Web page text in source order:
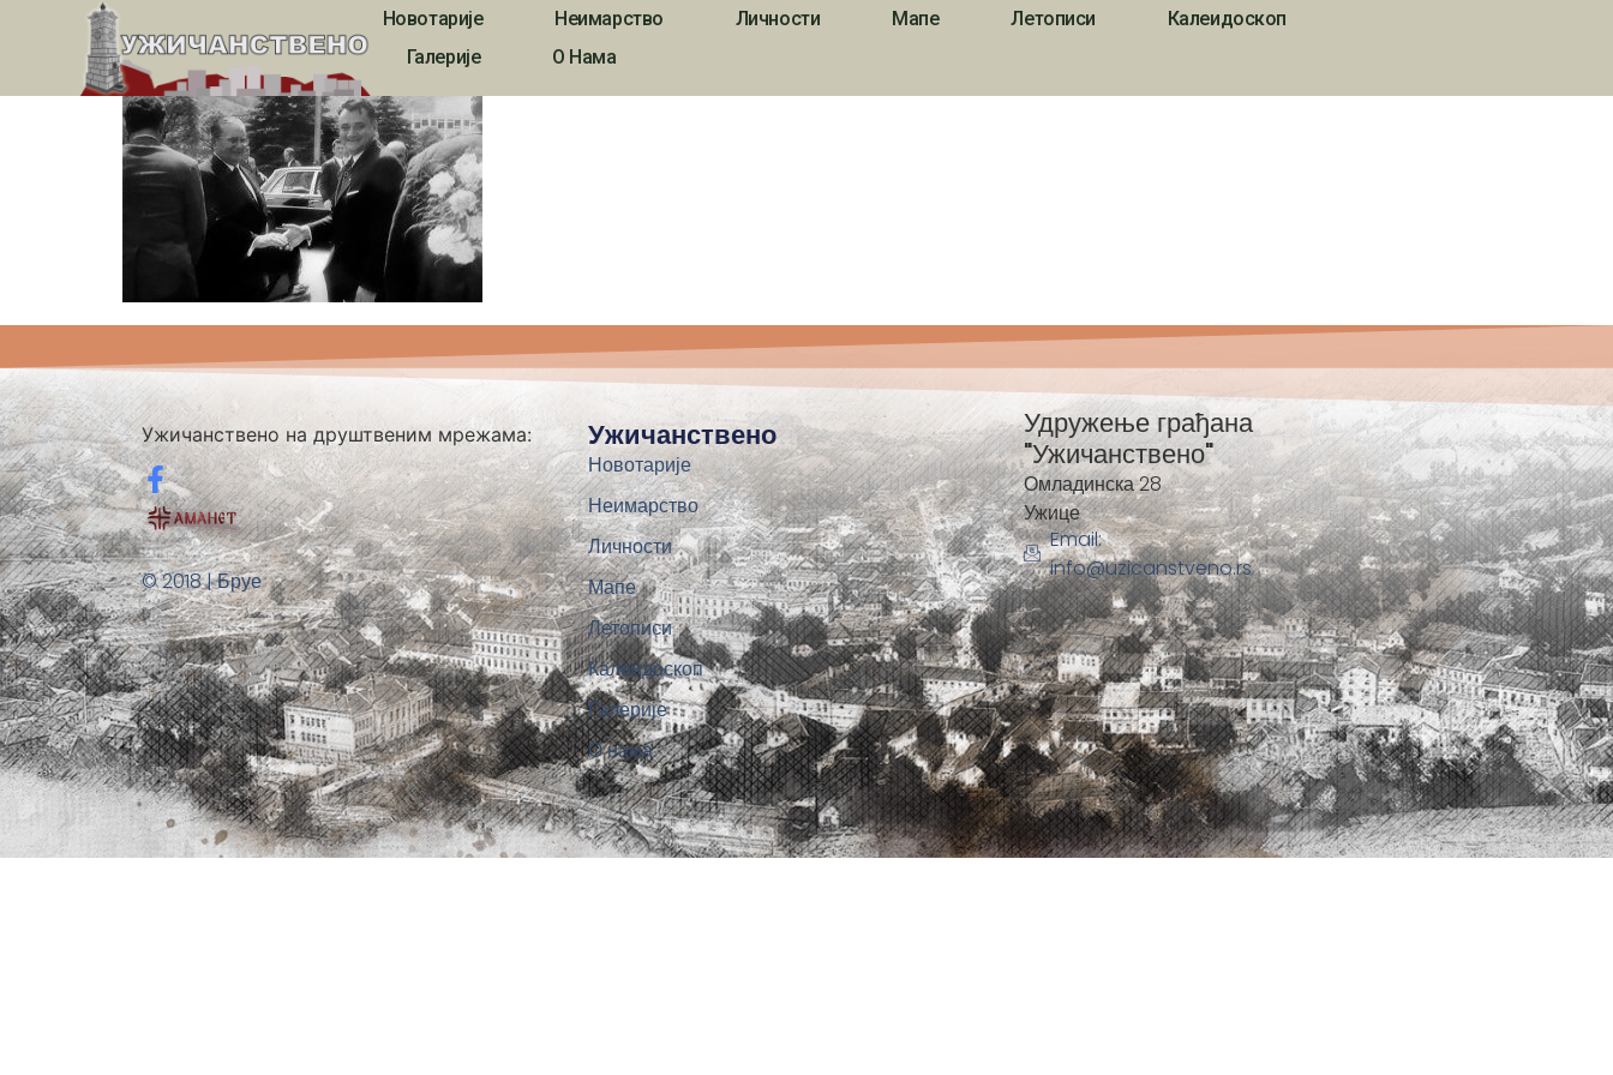
Новотарије Неимарство Личности Мапе Летописи
Калеидоскоп
Галерије
О Нама
ukvn00037
Ужичанствено на друштвеним мрежама:
© 2018 | Бруе
Ужичанствено
Новотарије
Неимарство
Личности
Мапе
Летописи
Калеидоскоп
Галерије
О нама
Удружење грађана
"Ужичанствено"
Омладинска 28
Ужице
Email:
info@uzicanstveno.rs